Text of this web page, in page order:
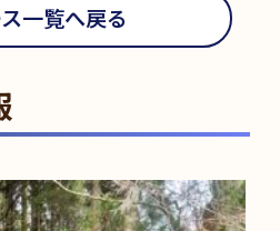
一覧へ戻る